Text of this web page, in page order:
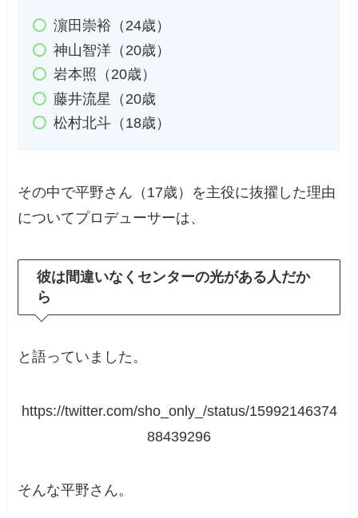
濵田崇裕（24歳）
神山智洋（20歳）
岩本照（20歳）
藤井流星（20歳
松村北斗（18歳）
その中で平野さん（17歳）を主役に抜擢した理由
についてプロデューサーは、
彼は間違いなくセンターの光がある人だか
ら
と語っていました。
https://twitter.com/sho_only_/status/15992146374
88439296
そんな平野さん。